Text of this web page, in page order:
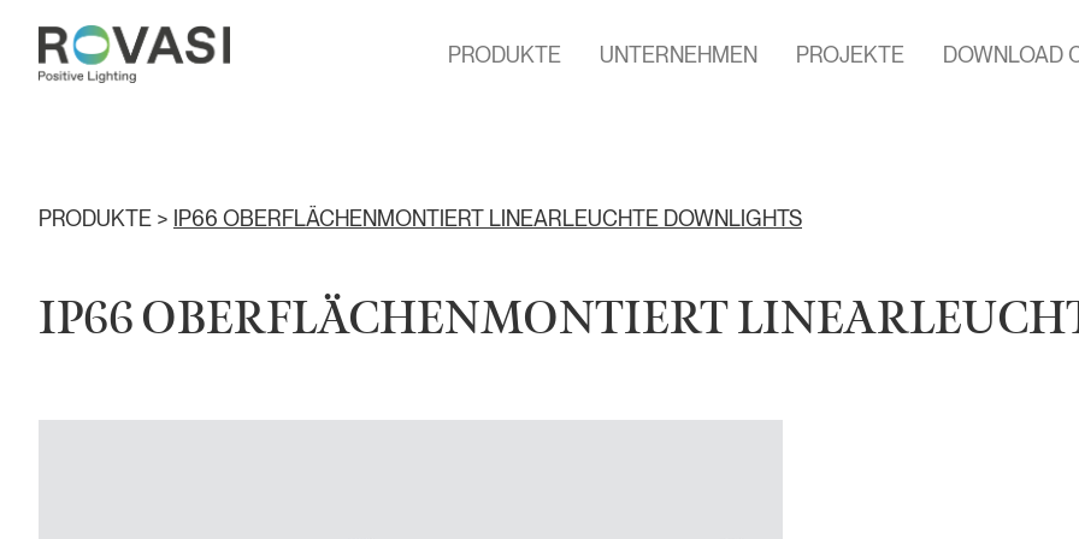
PRODUKTE UNTERNEHMEN PROJEKTE DOWNLOAD
PRODUKTE > IP66 OBERFLÄCHENMONTIERT LINEARLEUCHTE DOWNLIGHTS
IP66 OBERFLÄCHENMONTIERT